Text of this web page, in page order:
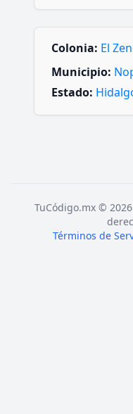
Colonia: El
Municipio:
Estado:
TuCódigo.mx ©
Términos de